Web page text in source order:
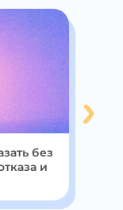
без
и